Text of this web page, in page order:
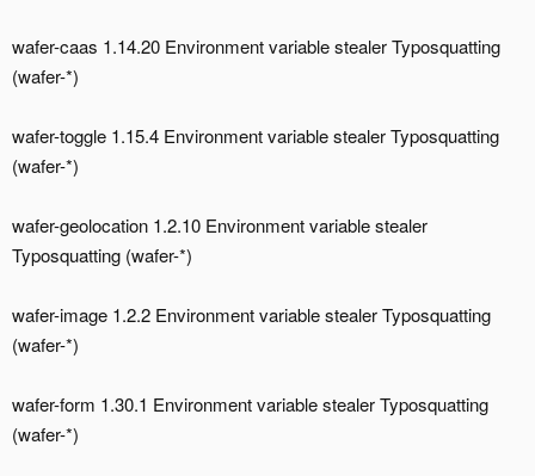
wafer-caas 1.14.20 Environment variable stealer Typosquatting
(wafer-*)
wafer-toggle 1.15.4 Environment variable stealer Typosquatting
(wafer-*)
wafer-geolocation 1.2.10 Environment variable stealer
Typosquatting (wafer-*)
wafer-image 1.2.2 Environment variable stealer Typosquatting
(wafer-*)
wafer-form 1.30.1 Environment variable stealer Typosquatting
(wafer-*)